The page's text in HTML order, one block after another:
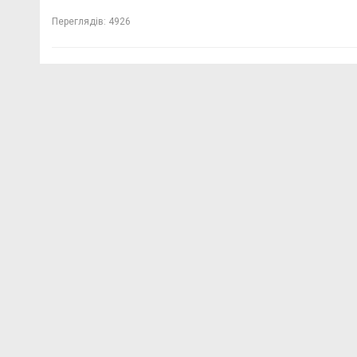
Переглядів: 4926